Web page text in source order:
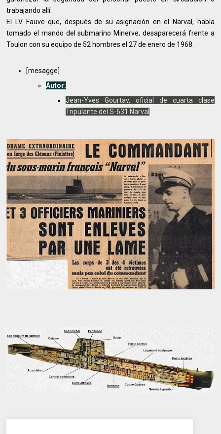
trabajando allí.
El LV Fauve que, después de su asignación en el Narval, había
tomado el mando del submarino Minerve, desaparecerá frente a
Toulon con su equipo de 52 hombres el 27 de enero de 1968.
[mesagge]
Autor:
Jean-Yves Gourtav, oficial de cuarta clase
Tripulante del S-631 Narval